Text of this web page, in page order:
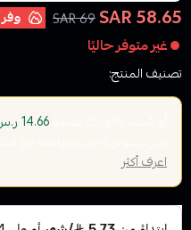
58.65 SAR
69 SAR وفر
غير متوفر حاليًا
تصنيف المنتج:
14.66 ر.س
اعرف أكثر